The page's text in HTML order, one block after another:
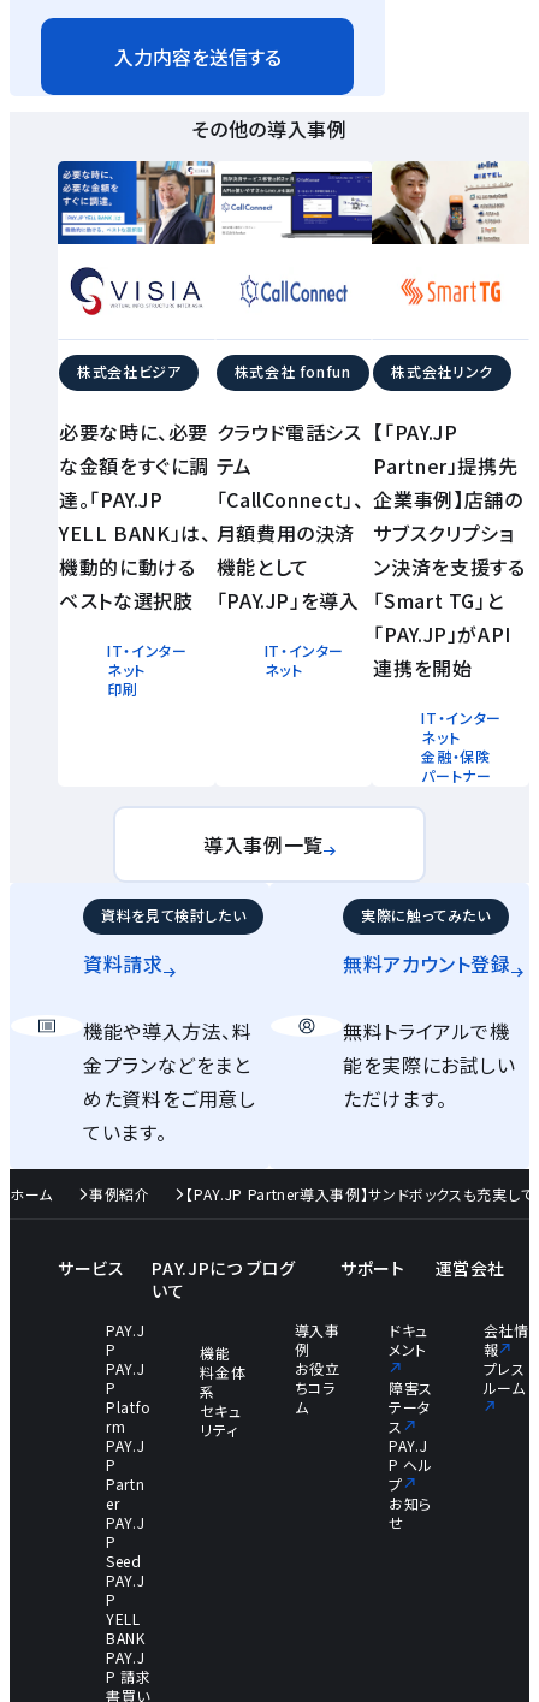
その他の導入事例
株式会社ビジア
必要な時に、必要
な金額をすぐに調
達。「PAY.JP
YELL BANK」は、
機動的に動ける
ベストな選択肢
IT・インター
ネット
印刷
株式会社 fonfun
クラウド電話シス
テム
「CallConnect」、
月額費用の決済
機能として
「PAY.JP」を導入
IT・インター
ネット
株式会社リンク
【「PAY.JP
Partner」提携先
企業事例】店舗の
サブスクリプショ
ン決済を支援する
「Smart TG」と
「PAY.JP」がAPI
連携を開始
IT・インター
ネット
金融・保険
パートナー
導入事例一覧
資料を見て検討したい
資料請求
機能や導入方法、料
金プランなどをまと
めた資料をご用意し
ています。
実際に触ってみたい
無料アカウント登録
無料トライアルで機
能を実際にお試しい
ただけます。
ホーム 事例紹介 【PAY.JP Partner導入事例】サンドボックスも充実し
サービス
PAY.J
P
PAY.J
P
Platfo
rm
PAY.J
P
Partn
er
PAY.J
P
Seed
PAY.J
P
YELL
BANK
PAY.J
P 請求
書買い
PAY.JPにつ
いて
機能
料金体
系
セキュ
リティ
ブログ
導入事
例
お役立
ちコラ
ム
サポート
ドキュ
メント
障害ス
テータ
ス
PAY.J
P ヘル
プ
お知ら
せ
運営会社
会社情
報
プレス
ルーム